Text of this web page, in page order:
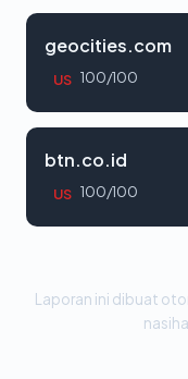
geocities.com
US 100/100
btn.co.id
US 100/100
Laporan ini dibuat